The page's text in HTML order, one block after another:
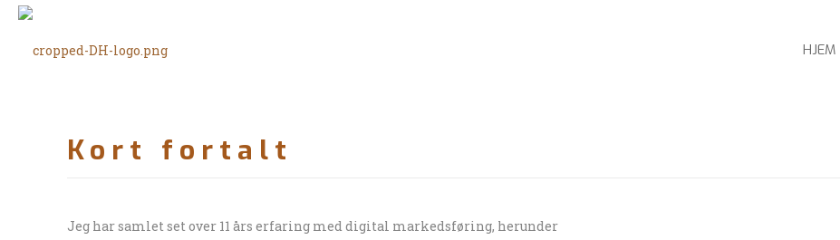
HJEM
Kort fortalt
Jeg har samlet set over 11 års erfaring med digital markedsføring, herunder